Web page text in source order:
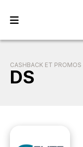
CASHBACK ET PROMOS
DS